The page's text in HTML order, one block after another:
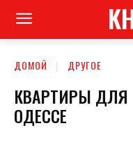
ДОМОЙ ДРУГОЕ
КВАРТИРЫ
ОДЕССЕ